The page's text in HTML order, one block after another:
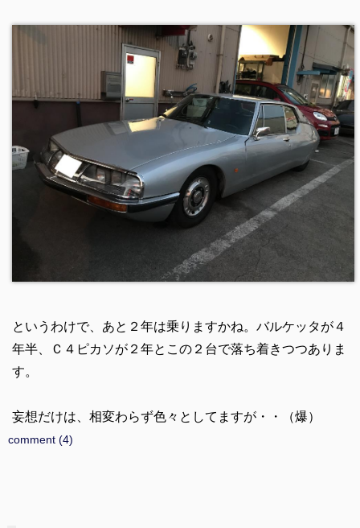
というわけで、あと２年は乗りますかね。バルケッタが４
年半、Ｃ４ピカソが２年とこの２台で落ち着きつつありま
す。
妄想だけは、相変わらず色々としてますが・・（爆）
comment (4)